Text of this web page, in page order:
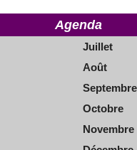
Agenda
Juillet
Août
Septembre
Octobre
Novembre